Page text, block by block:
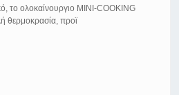
το ολοκαίνουργιο ΜΙΝΙ-COOKING
θερμοκρασία, προϊ